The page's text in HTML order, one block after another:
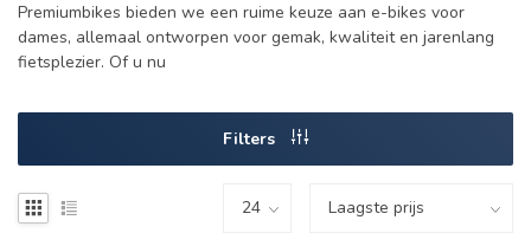
Premiumbikes bieden we een ruime keuze aan e-bikes voor
dames, allemaal ontworpen voor gemak, kwaliteit en jarenlang
fietsplezier. Of u nu
Filters